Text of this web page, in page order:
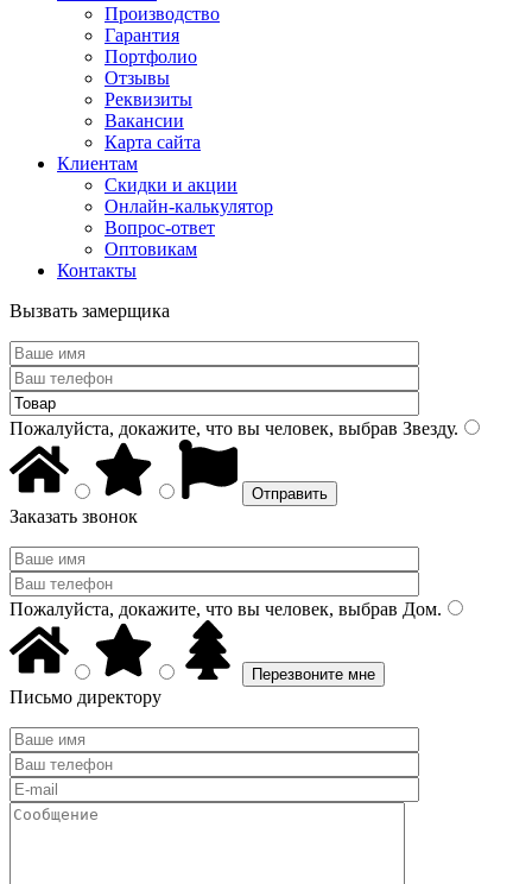
Производство
Гарантия
Портфолио
Отзывы
Реквизиты
Вакансии
Карта сайта
Клиентам
Скидки и акции
Онлайн-калькулятор
Вопрос-ответ
Оптовикам
Контакты
Вызвать замерщика
Пожалуйста, докажите, что вы человек, выбрав Звезду.
Заказать звонок
Пожалуйста, докажите, что вы человек, выбрав Дом.
Письмо директору